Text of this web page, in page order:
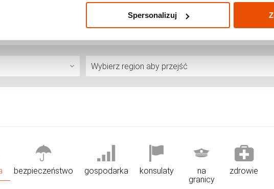
Spersonalizujsprawdź średnie temperatury
bezpieczeństwo gospodarka konsulaty
na
granicy
zdrowie